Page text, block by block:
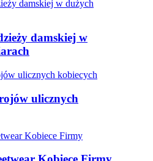
damskiej w
ulicznych